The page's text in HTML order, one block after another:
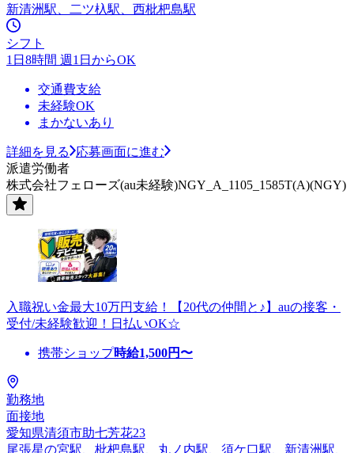
新清洲駅、二ツ杁駅、西枇杷島駅
シフト
1日8時間 週1日からOK
交通費支給
未経験OK
まかないあり
詳細を見る
応募画面に進む
派遣労働者
株式会社フェローズ(au未経験)NGY_A_1105_1585T(A)(NGY)
入職祝い金最大10万円支給！【20代の仲間と♪】auの接客・
受付/未経験歓迎！日払いOK☆
携帯ショップ時給1,500円〜
勤務地
面接地
愛知県清須市助七芳花23
尾張星の宮駅、枇杷島駅、丸ノ内駅、須ケ口駅、新清洲駅、